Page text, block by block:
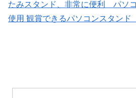
たみスタンド、非常に便利 パソ
使用 観賞できるパソコンスタン